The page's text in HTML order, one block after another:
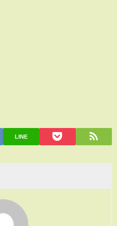
LINE